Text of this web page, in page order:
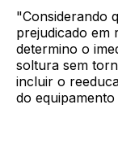
"Considerando
prejudicado em
determino o
soltura sem
incluir o
do